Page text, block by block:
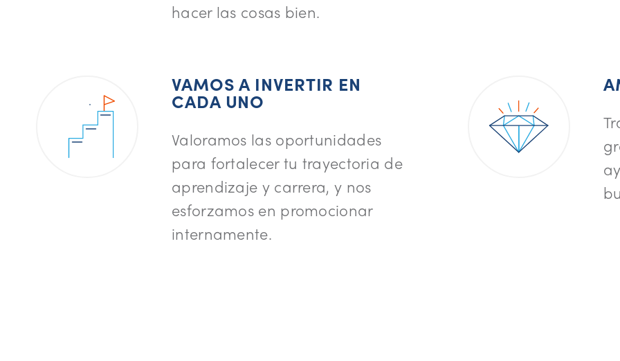
hacer las cosas bien.
VAMOS A INVERTIR EN
CADA UNO
Valoramos las oportunidades
para fortalecer tu trayectoria de
aprendizaje y carrera, y nos
esforzamos en promocionar
internamente.